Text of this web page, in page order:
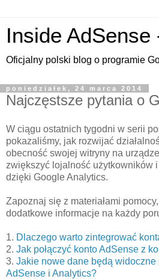
Inside AdSense
Oficjalny polski blog o programie
poniedziałek, 24 marca 2014
Najczęstsze pytania o
W ciągu ostatnich tygodni w serii
pokazaliśmy, jak rozwijać
obecność swojej witryny na
zwiększyć lojalność użytkowników
dzięki Google Analytics.
Zapoznaj się z materiałami
dodatkowe informacje na każdy
1. Dlaczego warto zintegrować
2. Jak połączyć konto AdSense z
3. Jakie nowe dane będą widoczne
AdSense i Analytics?